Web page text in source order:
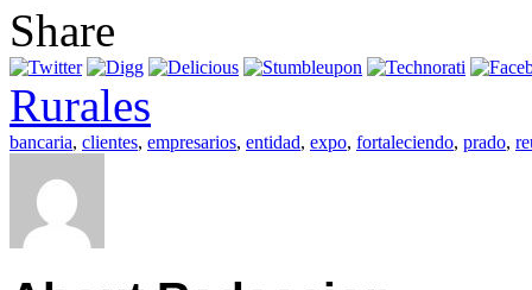
Share
Rurales
bancaria, clientes, empresarios, entidad, expo, fortaleciendo, prado,